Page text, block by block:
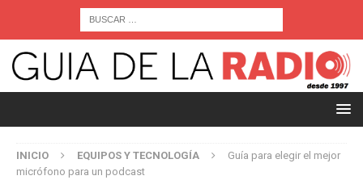
INICIO EQUIPOS Y TECNOLOGÍA
Guía para elegir el mejor
micrófono para un podcast